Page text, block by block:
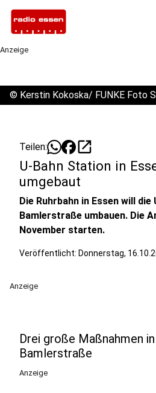
Anzeige
© Kerstin Kokoska/ FUNKE Foto
Teilen: open_in_new
U-Bahn Station in
umgebaut
Die Ruhrbahn in Essen will
Bamlerstraße umbauen. Die
November starten.
Veröffentlicht: Donnerstag,
Anzeige
Drei große Maßnahmen
Bamlerstraße
Anzeige